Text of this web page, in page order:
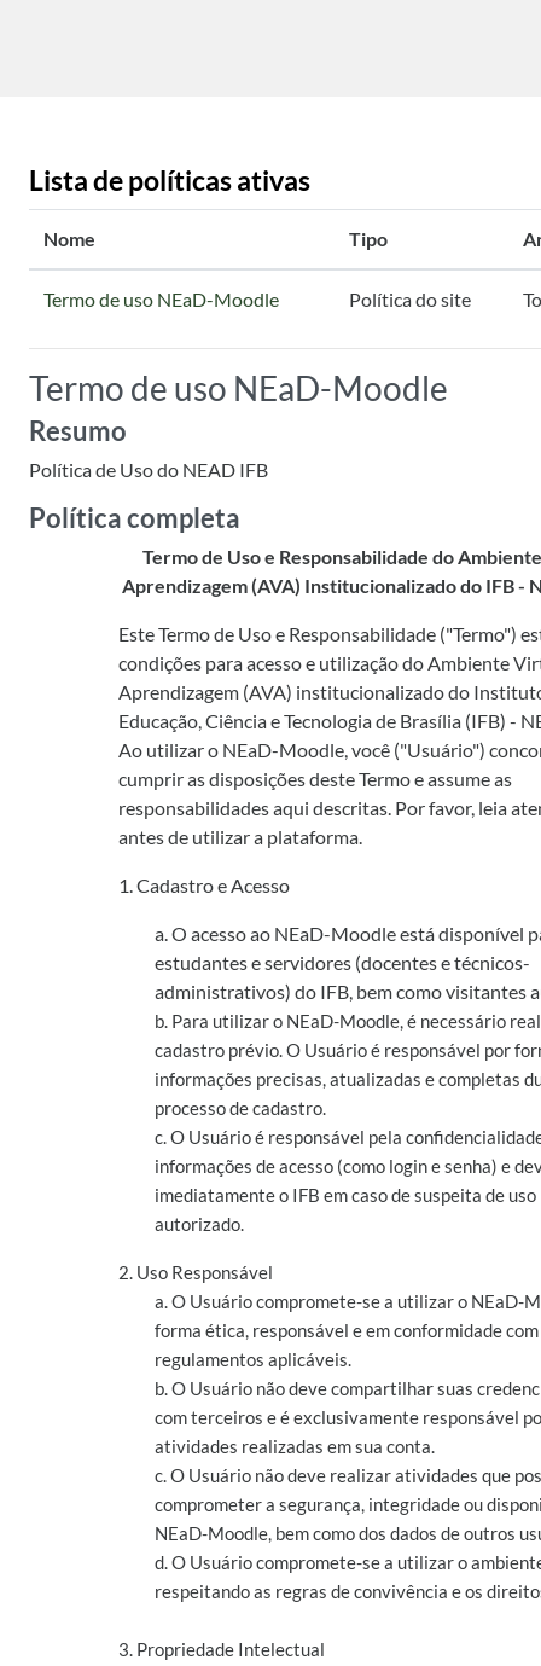
Lista de políticas ativas
Nome Tipo
Termo de uso NEaD-Moodle Política do site
Termo de uso NEaD-Moodle
Resumo
Política de Uso do NEAD IFB
Política completa
Termo de Uso e Responsabilidade do
Aprendizagem (AVA) Institucionalizado do IFB -
Este Termo de Uso e Responsabilidade ("Termo")
condições para acesso e utilização do Ambiente
Aprendizagem (AVA) institucionalizado do
Educação, Ciência e Tecnologia de Brasília (IFB) -
Ao utilizar o NEaD-Moodle, você ("Usuário")
cumprir as disposições deste Termo e assume as
responsabilidades aqui descritas. Por favor, leia
antes de utilizar a plataforma.
1. Cadastro e Acesso
a. O acesso ao NEaD-Moodle está disponível
estudantes e servidores (docentes e técnicos-
administrativos) do IFB, bem como visitantes
b. Para utilizar o NEaD-Moodle, é necessário
cadastro prévio. O Usuário é responsável por
informações precisas, atualizadas e completas
processo de cadastro.
c. O Usuário é responsável pela
informações de acesso (como login e senha) e
imediatamente o IFB em caso de suspeita de uso
autorizado.
2. Uso Responsável
a. O Usuário compromete-se a utilizar o NEaD-
forma ética, responsável e em conformidade
regulamentos aplicáveis.
b. O Usuário não deve compartilhar suas
com terceiros e é exclusivamente responsável
atividades realizadas em sua conta.
c. O Usuário não deve realizar atividades que
comprometer a segurança, integridade ou
NEaD-Moodle, bem como dos dados de outros
d. O Usuário compromete-se a utilizar o
respeitando as regras de convivência e os
3. Propriedade Intelectual